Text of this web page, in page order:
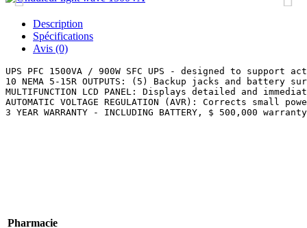
Description
Spécifications
Avis (0)
UPS PFC 1500VA / 900W SFC UPS - designed to
10 NEMA 5-15R OUTPUTS: (5) Backup jacks and
MULTIFUNCTION LCD PANEL: Displays detailed and
AUTOMATIC VOLTAGE REGULATION (AVR):
3 YEAR WARRANTY - INCLUDING BATTERY, $ 500,000
Pharmacie